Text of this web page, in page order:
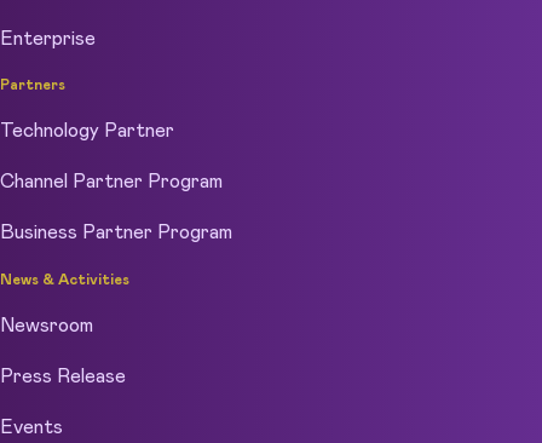
Enterprise
Partners
Technology Partner
Channel Partner Program
Business Partner Program
News & Activities
Newsroom
Press Release
Events